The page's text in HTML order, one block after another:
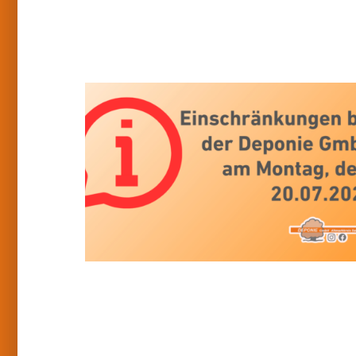
Einschränkungen
bei
Deponie
GmbH